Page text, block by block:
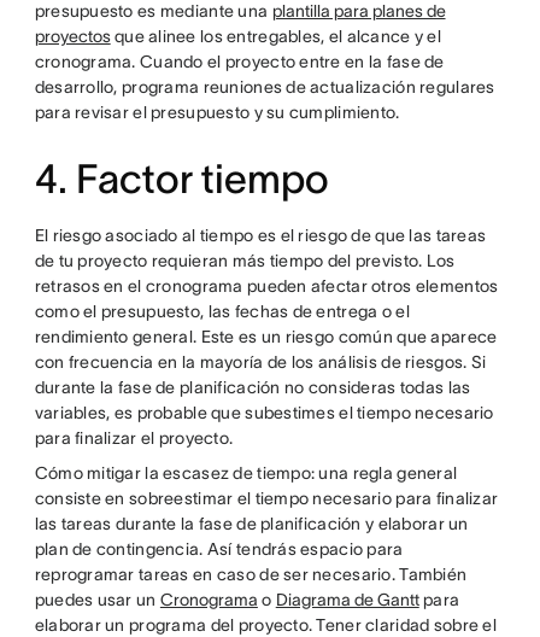
presupuesto es mediante una plantilla para planes de
proyectosque alinee los entregables, el alcance y el
cronograma. Cuando el proyecto entre en la fase de
desarrollo, programa reuniones de actualización regulares
para revisar el presupuesto y su cumplimiento.
4. Factor tiempo
El riesgo asociado al tiempo es el riesgo de que las tareas
de tu proyecto requieran más tiempo del previsto. Los
retrasos en el cronograma pueden afectar otros elementos
como el presupuesto, las fechas de entrega o el
rendimiento general. Este es un riesgo común que aparece
con frecuencia en la mayoría de los análisis de riesgos. Si
durante la fase de planificación no consideras todas las
variables, es probable que subestimes el tiempo necesario
para finalizar el proyecto.
Cómo mitigar la escasez de tiempo: una regla general
consiste en sobreestimar el tiempo necesario para finalizar
las tareas durante la fase de planificación y elaborar un
plan de contingencia. Así tendrás espacio para
reprogramar tareas en caso de ser necesario. También
puedes usar un Cronograma o Diagrama de Ganttpara
elaborar un programa del proyecto. Tener claridad sobre el